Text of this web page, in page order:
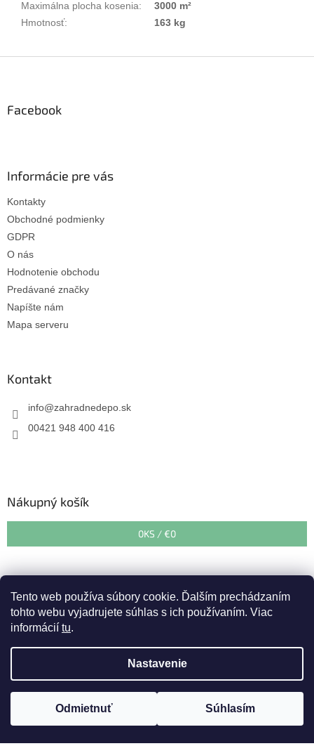
Tento web používa súbory cookie. Ďalším prechádzaním
tohto webu vyjadrujete súhlas s ich používaním. Viac
informácií tu.
Nastavenie
Odmietnuť Súhlasím
Upozorňujeme zákazníkov, že v období od 27. 07. 2026 do 07.08.
Maximálna plocha kosenia:
3000 m²
Hmotnosť: 163 kg
Facebook
Informácie pre vás
Kontakty
Obchodné podmienky
GDPR
O nás
Hodnotenie obchodu
Predávané značky
Napíšte nám
Mapa serveru
Kontakt
info@zahradnedepo.sk
00421 948 400 416
Nákupný košík
0KS / €0
Vytvoril Shoptet &
Zahradnedepo.sk
Upraviť nastavenie cookies